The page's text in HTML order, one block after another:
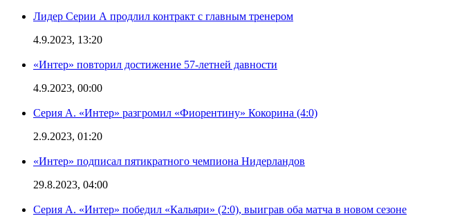
Лидер Серии А продлил контракт с главным тренером
4.9.2023, 13:20
«Интер» повторил достижение 57-летней давности
4.9.2023, 00:00
Серия А. «Интер» разгромил «Фиорентину» Кокорина (4:0)
2.9.2023, 01:20
«Интер» подписал пятикратного чемпиона Нидерландов
29.8.2023, 04:00
Серия А. «Интер» победил «Кальяри» (2:0), выиграв оба матча в новом сезоне